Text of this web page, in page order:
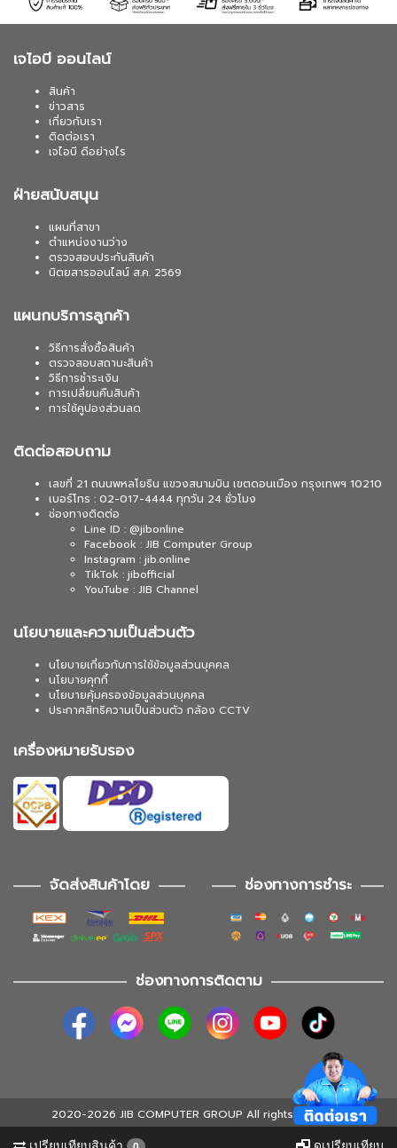
เจไอบี ออนไลน์
สินค้า
ข่าวสาร
เกี่ยวกับเรา
ติดต่อเรา
เจไอบี ดีอย่างไร
ฝ่ายสนับสนุน
แผนที่สาขา
ตำแหน่งงานว่าง
ตรวจสอบประกันสินค้า
นิตยสารออนไลน์ ส.ค. 2569
แผนกบริการลูกค้า
วิธีการสั่งซื้อสินค้า
ตรวจสอบสถานะสินค้า
วิธีการชำระเงิน
การเปลี่ยนคืนสินค้า
การใช้คูปองส่วนลด
ติดต่อสอบถาม
เลขที่ 21 ถนนพหลโยธิน แขวงสนามบิน เขตดอนเมือง กรุงเทพฯ 10210
เบอร์โทร : 02-017-4444 ทุกวัน 24 ชั่วโมง
ช่องทางติดต่อ
Line ID : @jibonline
Facebook : JIB Computer Group
Instagram : jib.online
TikTok : jibofficial
YouTube : JIB Channel
นโยบายและความเป็นส่วนตัว
นโยบายเกี่ยวกับการใช้ข้อมูลส่วนบุคคล
นโยบายคุกกี้
นโยบายคุ้มครองข้อมูลส่วนบุคคล
ประกาศสิทธิความเป็นส่วนตัว กล้อง CCTV
เครื่องหมายรับรอง
จัดส่งสินค้าโดย ช่องทางการชำระ
ช่องทางการติดตาม
2020-2026 JIB COMPUTER GROUP All rights reserved
เปรียบเทียบสินค้า ดูเปรียบเทียบ